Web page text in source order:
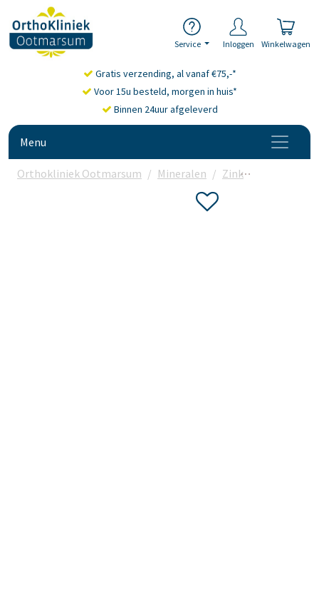
Service Inloggen Winkelwagen
Gratis verzending, al vanaf €75,-*
Voor 15u besteld, morgen in huis*
Binnen 24uur afgeleverd
Menu
Orthokliniek Ootmarsum Mineralen Zink